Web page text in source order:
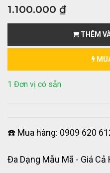
1.100.000 ₫
THÊM
1 Đơn vị có sẵn
☎️ Mua hàng: 0909 620
Đa Dạng Mẫu Mã - Giá Cả